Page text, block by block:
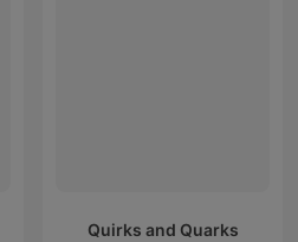
Quirks and Quarks